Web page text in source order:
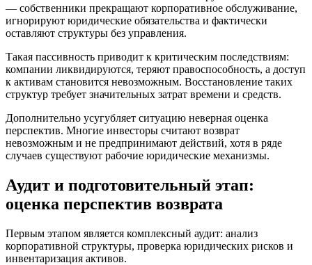
— собственники прекращают корпоративное обслуживание,
игнорируют юридические обязательства и фактически
оставляют структуры без управления.
Такая пассивность приводит к критическим последствиям:
компании ликвидируются, теряют правоспособность, а доступ
к активам становится невозможным. Восстановление таких
структур требует значительных затрат времени и средств.
Дополнительно усугубляет ситуацию неверная оценка
перспектив. Многие инвесторы считают возврат
невозможным и не предпринимают действий, хотя в ряде
случаев существуют рабочие юридические механизмы.
Аудит и подготовительный этап:
оценка перспектив возврата
Первым этапом является комплексный аудит: анализ
корпоративной структуры, проверка юридических рисков и
инвентаризация активов.